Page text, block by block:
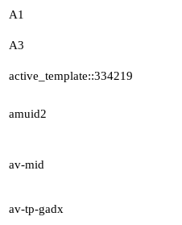
A1
A3
active_template::334219
amuid2
av-mid
av-tp-gadx